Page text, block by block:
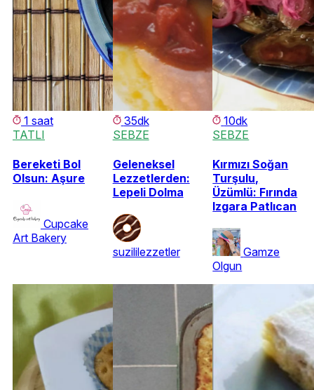
1 saat
TATLI
Bereketi Bol
Olsun: Aşure
Cupcake
Art Bakery
35dk
SEBZE
Geleneksel
Lezzetlerden:
Lepeli Dolma
suzililezzetler
10dk
SEBZE
Kırmızı Soğan
Turşulu,
Üzümlü: Fırında
Izgara Patlıcan
Gamze
Olgun